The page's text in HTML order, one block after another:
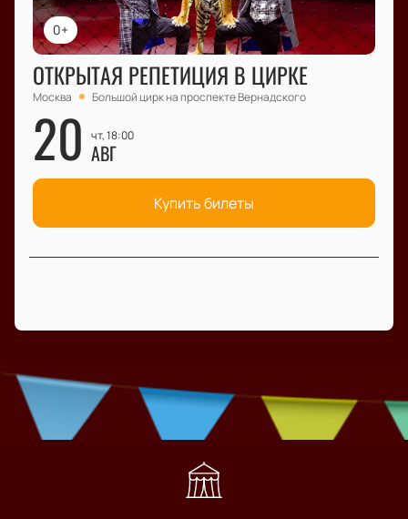
0+
ОТКРЫТАЯ РЕПЕТИЦИЯ В ЦИРКЕ
Москва Большой цирк на проспекте Вернадского
20 чт, 18:00
АВГ
Купить билеты